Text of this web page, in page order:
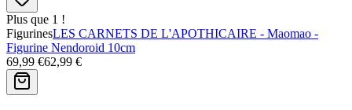
Plus que 1 !
FigurinesLES CARNETS DE L'APOTHICAIRE - Maomao -
Figurine Nendoroid 10cm
69,99 €62,99 €